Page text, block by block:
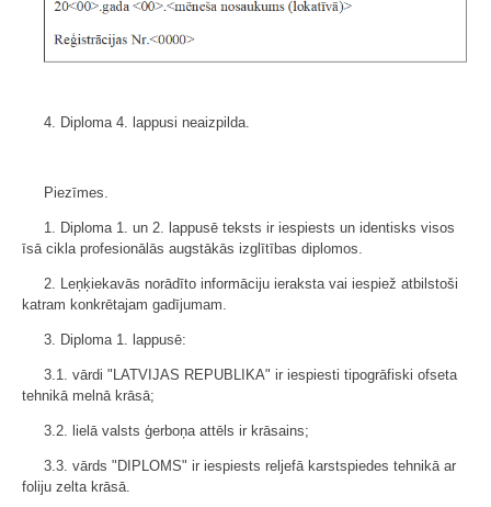
4. Diploma 4. lappusi neaizpilda.
Piezīmes.
1. Diploma 1. un 2. lappusē teksts ir iespiests un identisks visos
īsā cikla profesionālās augstākās izglītības diplomos.
2. Leņķiekavās norādīto informāciju ieraksta vai iespiež atbilstoši
katram konkrētajam gadījumam.
3. Diploma 1. lappusē:
3.1. vārdi "LATVIJAS REPUBLIKA" ir iespiesti tipogrāfiski ofseta
tehnikā melnā krāsā;
3.2. lielā valsts ģerboņa attēls ir krāsains;
3.3. vārds "DIPLOMS" ir iespiests reljefā karstspiedes tehnikā ar
foliju zelta krāsā.